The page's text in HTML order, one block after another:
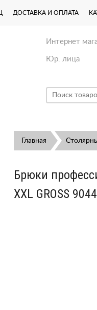
ДОСТАВКА И ОПЛАТА
Интернет
Юр. лица
Главная
Брюки
XXL GROSS